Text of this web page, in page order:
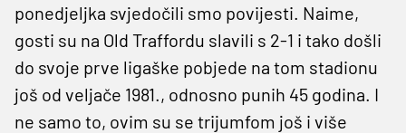
ponedjeljka svjedočili smo povijesti. Naime,
gosti su na Old Traffordu slavili s 2-1 i tako došli
do svoje prve ligaške pobjede na tom stadionu
još od veljače 1981., odnosno punih 45 godina. I
ne samo to, ovim su se trijumfom još i više